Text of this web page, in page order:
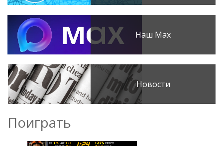
Наш Max
Новости
Поиграть